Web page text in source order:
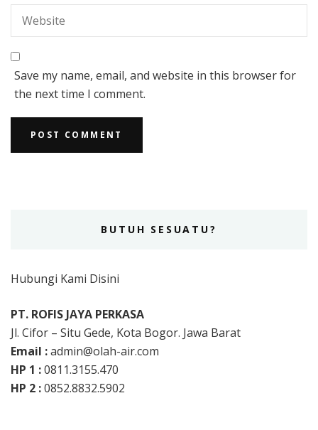
Save my name, email, and website in this browser for
the next time I comment.
BUTUH SESUATU?
Hubungi Kami Disini
PT. ROFIS JAYA PERKASA
Jl. Cifor – Situ Gede, Kota Bogor. Jawa Barat
Email :admin@olah-air.com
HP 1 :0811.3155.470
HP 2 :0852.8832.5902